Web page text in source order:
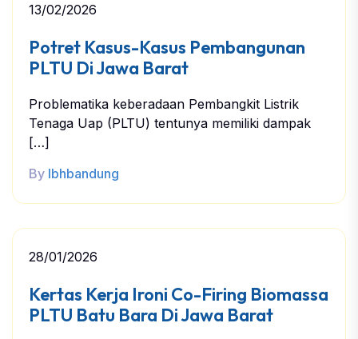
13/02/2026
Potret Kasus-Kasus Pembangunan
PLTU Di Jawa Barat
Problematika keberadaan Pembangkit Listrik
Tenaga Uap (PLTU) tentunya memiliki dampak
[…]
By lbhbandung
28/01/2026
Kertas Kerja Ironi Co-Firing Biomassa
PLTU Batu Bara Di Jawa Barat